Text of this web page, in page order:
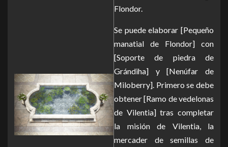
Flondor.
Se puede elaborar [Pequeño
manatial de Flondor] con
[Soporte de piedra de
Grándiha] y [Nenúfar de
Miloberry]. Primero se debe
obtener [Ramo de vedelonas
de Vilentia] tras completar
la misión de Vilentia, la
mercader de semillas de